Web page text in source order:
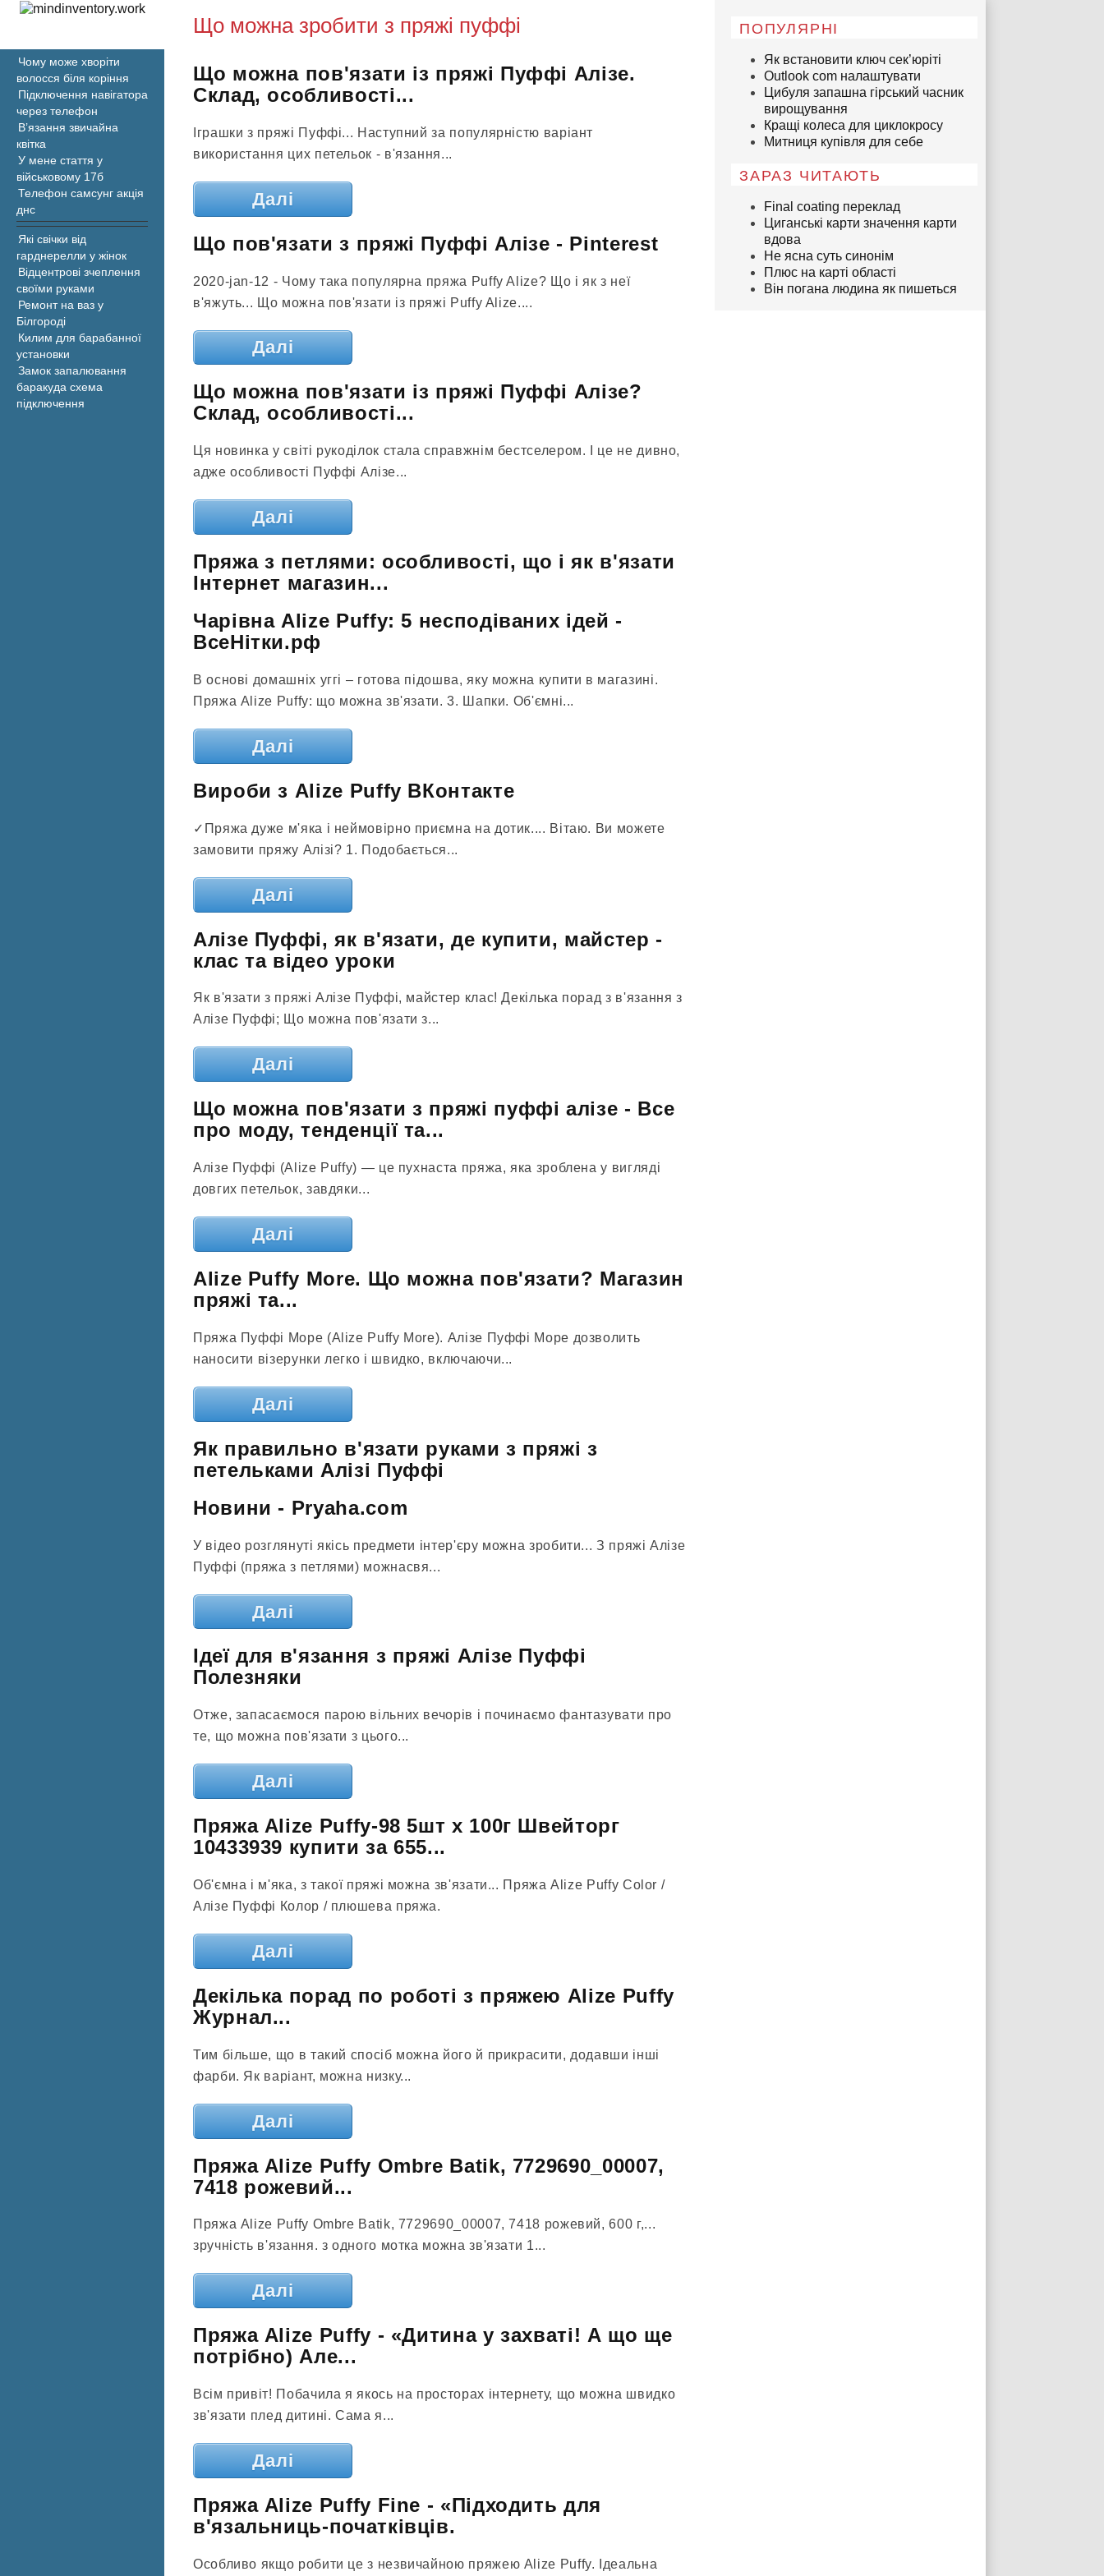
Що можна зробити з пряжі пуффі
Що можна пов'язати із пряжі Пуффі Алізе.
Склад, особливості...
Іграшки з пряжі Пуффі... Наступний за популярністю варіант
використання цих петельок - в'язання...
Далі
Що пов'язати з пряжі Пуффі Алізе - Pinterest
2020-jan-12 - Чому така популярна пряжа Puffy Alize? Що і як з неї
в'яжуть... Що можна пов'язати із пряжі Puffy Alize....
Далі
Що можна пов'язати із пряжі Пуффі Алізе?
Склад, особливості...
Ця новинка у світі рукоділок стала справжнім бестселером. І це не дивно,
адже особливості Пуффі Алізе...
Далі
Пряжа з петлями: особливості, що і як в'язати
Інтернет магазин...
Чарівна Alize Puffy: 5 несподіваних ідей -
ВсеНітки.рф
В основі домашніх уггі – готова підошва, яку можна купити в магазині.
Пряжа Alize Puffy: що можна зв'язати. 3. Шапки. Об'ємні...
Далі
Вироби з Alize Puffy ВКонтакте
✓Пряжа дуже м'яка і неймовірно приємна на дотик.... Вітаю. Ви можете
замовити пряжу Алізі? 1. Подобається...
Далі
Алізе Пуффі, як в'язати, де купити, майстер -
клас та відео уроки
Як в'язати з пряжі Алізе Пуффі, майстер клас! Декілька порад з в'язання з
Алізе Пуффі; Що можна пов'язати з...
Далі
Що можна пов'язати з пряжі пуффі алізе - Все
про моду, тенденції та...
Алізе Пуффі (Alize Puffy) — це пухнаста пряжа, яка зроблена у вигляді
довгих петельок, завдяки...
Далі
Alize Puffy More. Що можна пов'язати? Магазин
пряжі та...
Пряжа Пуффі Море (Alize Puffy More). Алізе Пуффі Море дозволить
наносити візерунки легко і швидко, включаючи...
Далі
Як правильно в'язати руками з пряжі з
петельками Алізі Пуффі
Новини - Pryaha.com
У відео розглянуті якісь предмети інтер'єру можна зробити... З пряжі Алізе
Пуффі (пряжа з петлями) можнасвя...
Далі
Ідеї ​​для в'язання з пряжі Алізе Пуффі
Полезняки
Отже, запасаємося парою вільних вечорів і починаємо фантазувати про
те, що можна пов'язати з цього...
Далі
Пряжа Alize Puffy-98 5шт х 100г Швейторг
10433939 купити за 655...
Об'ємна і м'яка, з такої пряжі можна зв'язати... Пряжа Alize Puffy Color /
Алізе Пуффі Колор / плюшева пряжа.
Далі
Декілька порад по роботі з пряжею Alize Puffy
Журнал...
Тим більше, що в такий спосіб можна його й прикрасити, додавши інші
фарби. Як варіант, можна низку...
Далі
Пряжа Alize Puffy Ombre Batik, 7729690_00007,
7418 рожевий...
Пряжа Alize Puffy Ombre Batik, 7729690_00007, 7418 рожевий, 600 г,...
зручність в'язання. з одного мотка можна зв'язати 1...
Далі
Пряжа Alize Puffy - «Дитина у захваті! А що ще
потрібно) Але...
Всім привіт! Побачила я якось на просторах інтернету, що можна швидко
зв'язати плед дитині. Сама я...
Далі
Пряжа Alize Puffy Fine - «Підходить для
в'язальниць-початківців.
Особливо якщо робити це з незвичайною пряжею Alize Puffy. Ідеальна
ПОПУЛЯРНІ
Як встановити ключ сек’юріті
Outlook com налаштувати
Цибуля запашна гірський часник
вирощування
Кращі колеса для циклокросу
Митниця купівля для себе
ЗАРАЗ ЧИТАЮТЬ
Final coating переклад
Циганські карти значення карти
вдова
Не ясна суть синонім
Плюс на карті області
Він погана людина як пишеться
Чому може хворіти
волосся біля коріння
Підключення навігатора
через телефон
В’язання звичайна
квітка
У мене стаття у
військовому 17б
Телефон самсунг акція
днс
Які свічки від
гарднерелли у жінок
Відцентрові зчеплення
своїми руками
Ремонт на ваз у
Білгороді
Килим для барабанної
установки
Замок запалювання
баракуда схема
підключення